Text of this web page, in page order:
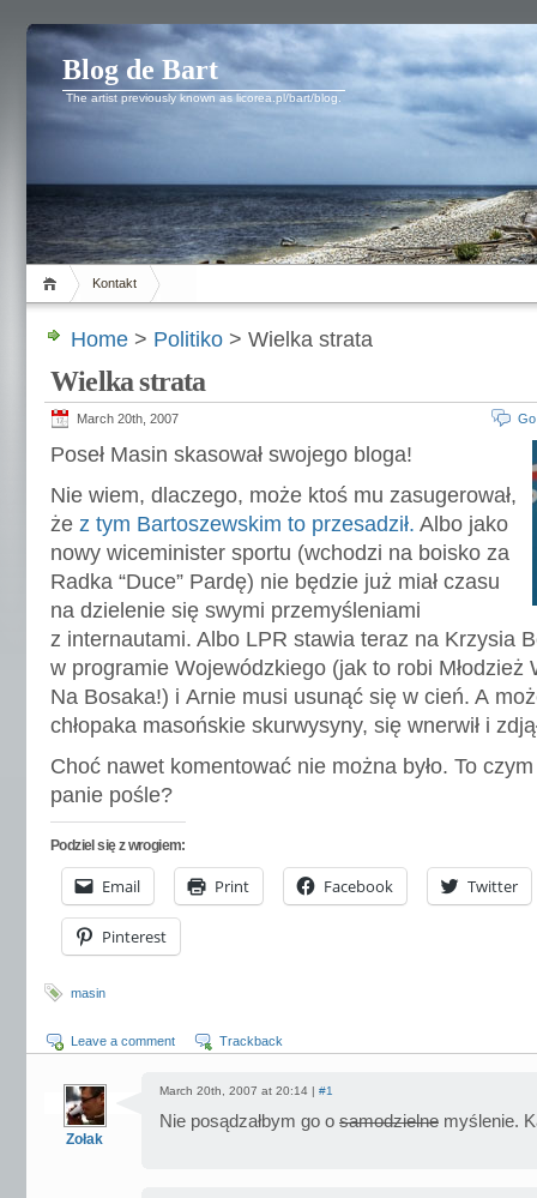
Blog de Bart
The artist previously known as licorea.pl/bart/blog.
Kontakt
Home > Politiko > Wielka strata
Wielka strata
March 20th, 2007
Poseł Masin skasował swojego bloga!
Nie wiem, dlaczego, może ktoś mu zasugerował,
że z tym Bartoszewskim to przesadził. Albo jako
nowy wiceminister sportu (wchodzi na boisko za
Radka “Duce” Pardę) nie będzie już miał czasu
na dzielenie się swymi przemyśleniami
z internautami. Albo LPR stawia teraz na Krzysia
w programie Wojewódzkiego (jak to robi Młodzież
Na Bosaka!) i Arnie musi usunąć się w cień. A
chłopaka masońskie skurwysyny, się wnerwił i
Choć nawet komentować nie można było. To
panie pośle?
Podziel się z wrogiem:
Email Print Facebook Twitter
Pinterest
masin
Leave a comment Trackback
Zołak
March 20th, 2007 at 20:14 | #1
Nie posądzałbym go o samodzielne myślenie.